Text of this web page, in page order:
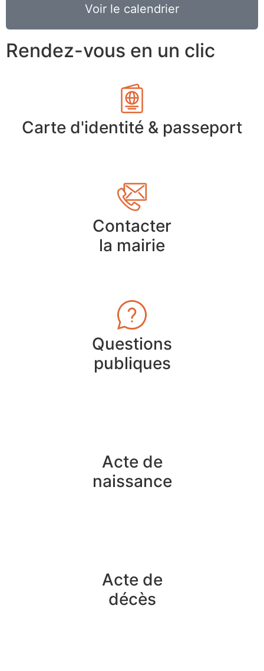
Voir le calendrier
Rendez-vous en un clic
Carte d'identité & passeport
Contacter
la mairie
Questions
publiques
Acte de
naissance
Acte de
décès